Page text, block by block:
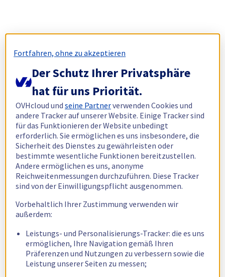
Fortfahren, ohne zu akzeptieren
Der Schutz Ihrer Privatsphäre
hat für uns Priorität.
OVHcloud undseine Partnerverwenden Cookies und
andere Tracker auf unserer Website. Einige Tracker sind
für das Funktionieren der Website unbedingt
erforderlich. Sie ermöglichen es uns insbesondere, die
Sicherheit des Dienstes zu gewährleisten oder
bestimmte wesentliche Funktionen bereitzustellen.
Andere ermöglichen es uns, anonyme
Reichweitenmessungen durchzuführen. Diese Tracker
sind von der Einwilligungspflicht ausgenommen.
Vorbehaltlich Ihrer Zustimmung verwenden wir
außerdem:
Leistungs- und Personalisierungs-Tracker: die es uns
ermöglichen, Ihre Navigation gemäß Ihren
Präferenzen und Nutzungen zu verbessern sowie die
Leistung unserer Seiten zu messen;